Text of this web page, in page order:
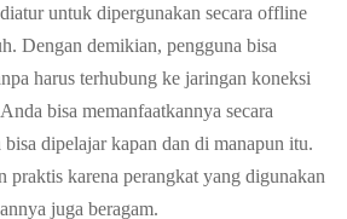
untuk dipergunakan secara offline
Dengan demikian, pengguna bisa
harus terhubung ke jaringan koneksi
bisa memanfaatkannya secara
bisa dipelajar kapan dan di manapun itu.
praktis karena perangkat yang digunakan
juga beragam.